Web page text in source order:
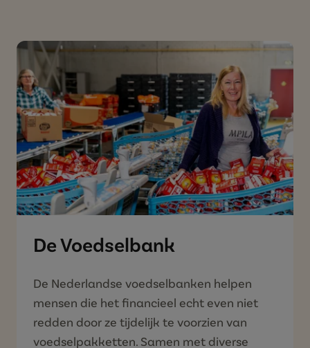
Lever jouw D.E punten in bij
Lionsclubs Nederland
Je kunt jouw D.E waardepunten het hele
jaar door gefrankeerd per post opsturen
naar: Lions helpen!, Postbus 151, 2270AD
Voorburg. Lionsclubs Nederland doneert
vervolgens alle punten aan Voedselbanken
Nederland. Daarmee maken we samen
mensen blij met Douwe Egberts koffie.
NEDERLAND
(LEVER JOUW D.E